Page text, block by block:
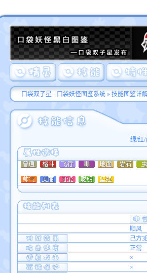
口袋双子星 - 口袋妖怪图鉴系统» 技能图鉴详
绿/红/
顺风
己方3
正常
×
×